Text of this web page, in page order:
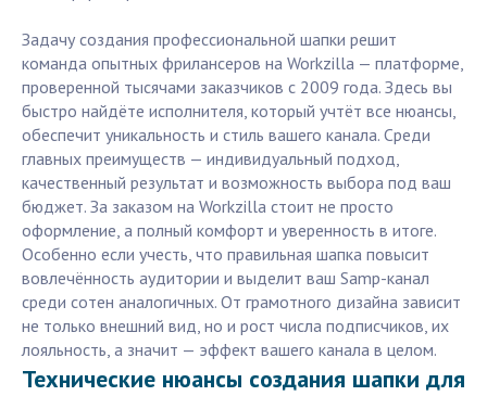
Задачу создания профессиональной шапки решит
команда опытных фрилансеров на Workzilla — платформе,
проверенной тысячами заказчиков с 2009 года. Здесь вы
быстро найдёте исполнителя, который учтёт все нюансы,
обеспечит уникальность и стиль вашего канала. Среди
главных преимуществ — индивидуальный подход,
качественный результат и возможность выбора под ваш
бюджет. За заказом на Workzilla стоит не просто
оформление, а полный комфорт и уверенность в итоге.
Особенно если учесть, что правильная шапка повысит
вовлечённость аудитории и выделит ваш Samp-канал
среди сотен аналогичных. От грамотного дизайна зависит
не только внешний вид, но и рост числа подписчиков, их
лояльность, а значит — эффект вашего канала в целом.
Технические нюансы создания шапки для